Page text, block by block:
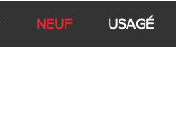
NEUF USAGÉ